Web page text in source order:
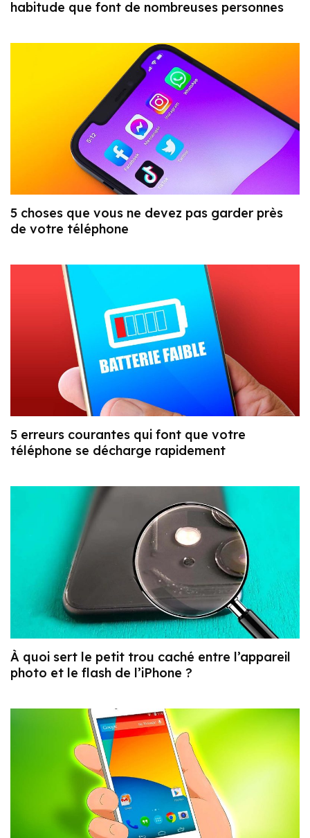
habitude que font de nombreuses personnes
5 choses que vous ne devez pas garder près
de votre téléphone
5 erreurs courantes qui font que votre
téléphone se décharge rapidement
À quoi sert le petit trou caché entre l’appareil
photo et le flash de l’iPhone ?